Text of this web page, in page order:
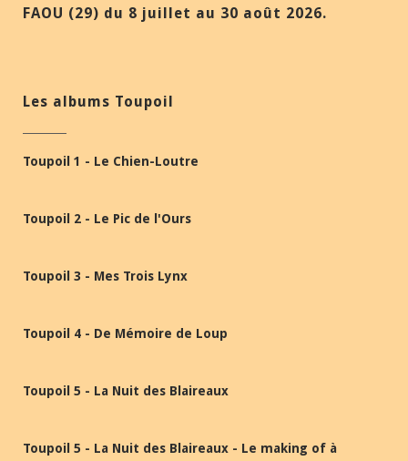
FAOU (29) du 8 juillet au 30 août 2026.
Les albums Toupoil
Toupoil 1 - Le Chien-Loutre
Toupoil 2 - Le Pic de l'Ours
Toupoil 3 - Mes Trois Lynx
Toupoil 4 - De Mémoire de Loup
Toupoil 5 - La Nuit des Blaireaux
Toupoil 5 - La Nuit des Blaireaux - Le making of à